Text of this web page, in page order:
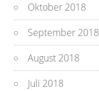
Oktober 2018
September 2018
August 2018
Juli 2018